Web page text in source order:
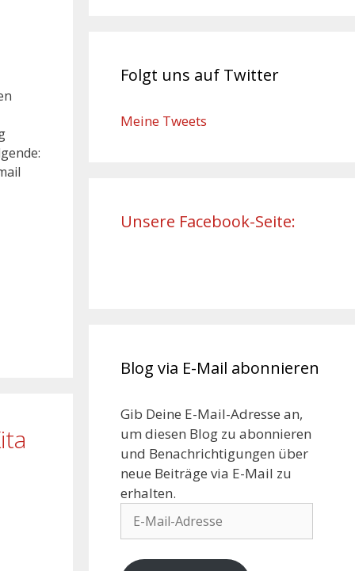
Folgt uns auf Twitter
Meine Tweets
Unsere Facebook-Seite:
Blog via E-Mail abonnieren
Gib Deine E-Mail-Adresse an,
um diesen Blog zu abonnieren
und Benachrichtigungen über
neue Beiträge via E-Mail zu
erhalten.